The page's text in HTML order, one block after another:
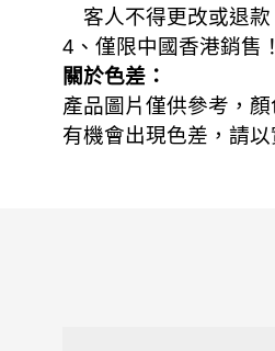
客人不得更改或退款
4 、僅限中國香港銷售！
關於色差：
產品圖片僅供參考，顏
有機會出現色差，請